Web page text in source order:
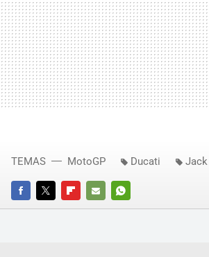
FACEBOOKTWITTERFLIPBOARD
E-
WHATSAPP
TEMAS MotoGP Ducati